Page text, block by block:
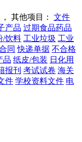
其他项目： 文件
产品 过期食品药品
/饮料 工业垃圾 工业
同 快递单据 不合格
品 纸皮/包装 日化用
报刊 考试试卷 海关
件 学校资料文件 电